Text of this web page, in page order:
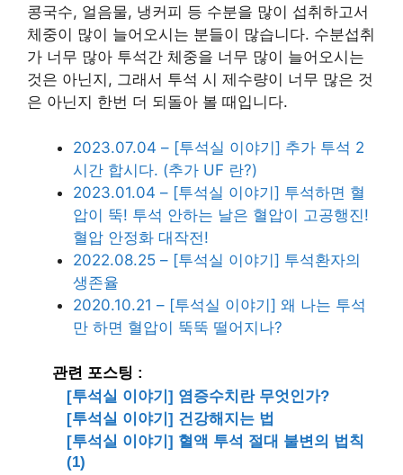
콩국수, 얼음물, 냉커피 등 수분을 많이 섭취하고서
체중이 많이 늘어오시는 분들이 많습니다. 수분섭취
가 너무 많아 투석간 체중을 너무 많이 늘어오시는
것은 아닌지, 그래서 투석 시 제수량이 너무 많은 것
은 아닌지 한번 더 되돌아 볼 때입니다.
2023.07.04 – [투석실 이야기] 추가 투석 2
시간 합시다. (추가 UF 란?)
2023.01.04 – [투석실 이야기] 투석하면 혈
압이 뚝! 투석 안하는 날은 혈압이 고공행진!
혈압 안정화 대작전!
2022.08.25 – [투석실 이야기] 투석환자의
생존율
2020.10.21 – [투석실 이야기] 왜 나는 투석
만 하면 혈압이 뚝뚝 떨어지나?
관련 포스팅 :
[투석실 이야기] 염증수치란 무엇인가?
[투석실 이야기] 건강해지는 법
[투석실 이야기] 혈액 투석 절대 불변의 법칙
(1)